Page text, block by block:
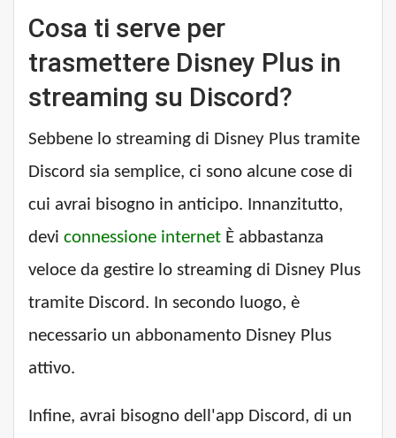
Cosa ti serve per
trasmettere Disney Plus in
streaming su Discord?
Sebbene lo streaming di Disney Plus tramite
Discord sia semplice, ci sono alcune cose di
cui avrai bisogno in anticipo. Innanzitutto,
devi connessione internet È abbastanza
veloce da gestire lo streaming di Disney Plus
tramite Discord. In secondo luogo, è
necessario un abbonamento Disney Plus
attivo.
Infine, avrai bisogno dell'app Discord, di un